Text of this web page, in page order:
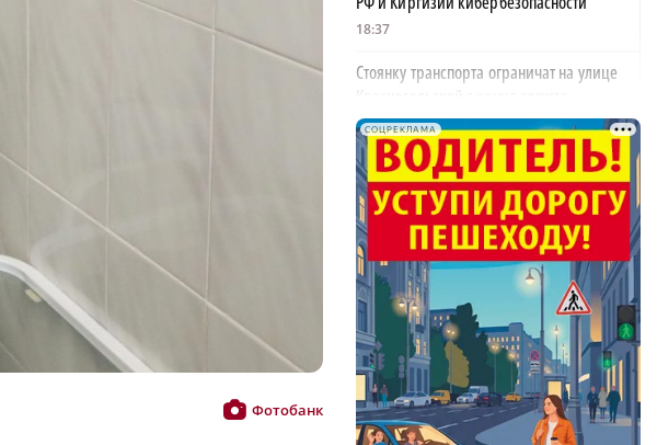
Фотобанк
18:37
Стоянку транспорта ограничат на улице
Красносельской с конца августа
18:37
Волонтеры обнаружили заброшенный
дом, в котором живет около 20 собак и
щенков
18:02
В Нижегородской области наградили
более 40 организаций к Дню строителя
17:57
Садыр Жапаров и Глеб Никитин провели
рабочую встречу в Киргизии
17:38
СОЦРЕКЛАМА